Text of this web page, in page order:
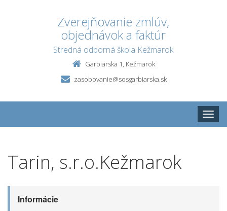
Zverejňovanie zmlúv,
objednávok a faktúr
Stredná odborná škola Kežmarok
Garbiarska 1, Kežmarok
zasobovanie@sosgarbiarska.sk
Toggle
Tarin, s.r.o.Kežmarok
Informácie